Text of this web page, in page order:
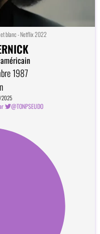
et blanc - Netflix 2022
1987
2025
@TONPSEUDO